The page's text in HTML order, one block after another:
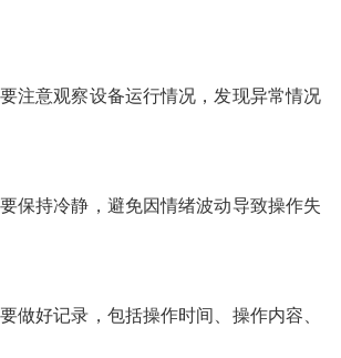
要注意观察设备运行情况，发现异常情况
保持冷静，避免因情绪波动导致操作失
做好记录，包括操作时间、操作内容、